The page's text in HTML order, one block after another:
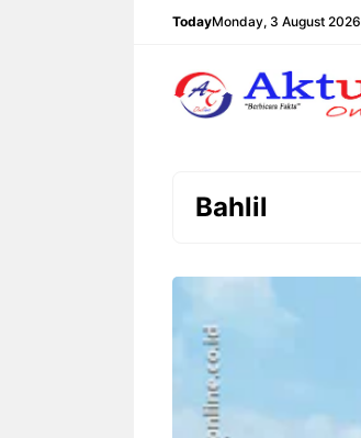
TodayMonday, 3 August 2026
Bahlil